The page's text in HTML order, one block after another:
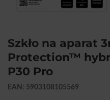
Szkło na aparat
Protection™
P30 Pro
EAN: 5903108105569